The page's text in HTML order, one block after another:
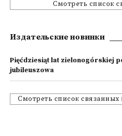
Смотреть список
Издательские новинки
Pięćdziesiąt lat zielonogórskiej
jubileuszowa